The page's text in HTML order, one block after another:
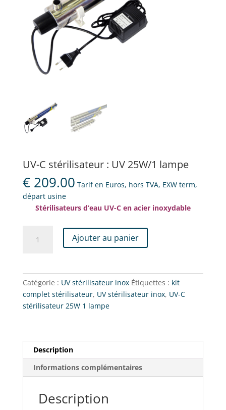
UV-C stérilisateur : UV 25W/1 lampe
€209.00 Tarif en Euros, hors TVA, EXW term,
départ usine
Stérilisateurs d’eau UV-C en acier inoxydable
stérilisateur
UV
Ajouter au panier
Catégorie : UV stérilisateur inox Étiquettes : kit
complet stérilisateur, UV stérilisateur inox, UV-C
stérilisateur 25W 1 lampe
Description
Informations complémentaires
Description